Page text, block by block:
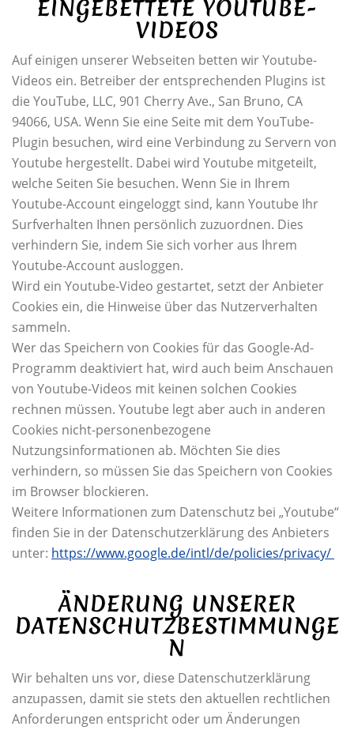
EINGEBETTETE YOUTUBE-
VIDEOS
Auf einigen unserer Webseiten betten wir Youtube-
Videos ein. Betreiber der entsprechenden Plugins ist
die YouTube, LLC, 901 Cherry Ave., San Bruno, CA
94066, USA. Wenn Sie eine Seite mit dem YouTube-
Plugin besuchen, wird eine Verbindung zu Servern von
Youtube hergestellt. Dabei wird Youtube mitgeteilt,
welche Seiten Sie besuchen. Wenn Sie in Ihrem
Youtube-Account eingeloggt sind, kann Youtube Ihr
Surfverhalten Ihnen persönlich zuzuordnen. Dies
verhindern Sie, indem Sie sich vorher aus Ihrem
Youtube-Account ausloggen.
Wird ein Youtube-Video gestartet, setzt der Anbieter
Cookies ein, die Hinweise über das Nutzerverhalten
sammeln.
Wer das Speichern von Cookies für das Google-Ad-
Programm deaktiviert hat, wird auch beim Anschauen
von Youtube-Videos mit keinen solchen Cookies
rechnen müssen. Youtube legt aber auch in anderen
Cookies nicht-personenbezogene
Nutzungsinformationen ab. Möchten Sie dies
verhindern, so müssen Sie das Speichern von Cookies
im Browser blockieren.
Weitere Informationen zum Datenschutz bei „Youtube“
finden Sie in der Datenschutzerklärung des Anbieters
unter: https://www.google.de/intl/de/policies/privacy/
ÄNDERUNG UNSERER
DATENSCHUTZBESTIMMUNGE
N
Wir behalten uns vor, diese Datenschutzerklärung
anzupassen, damit sie stets den aktuellen rechtlichen
Anforderungen entspricht oder um Änderungen